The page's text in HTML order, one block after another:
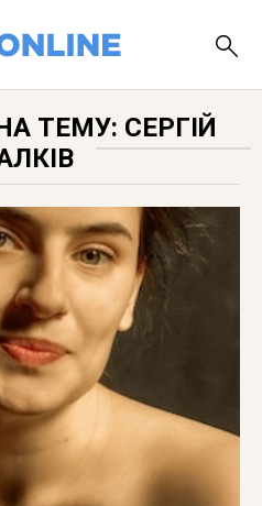
ТЕМУ: СЕРГІЙ